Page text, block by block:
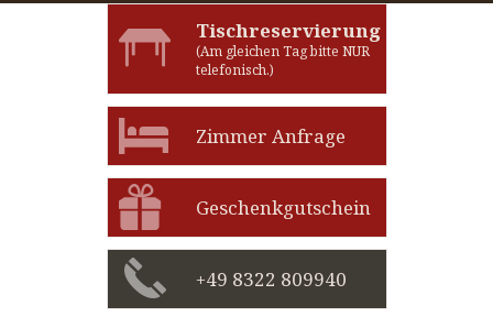
Tischreservierung
(Am gleichen Tag bitte NUR
telefonisch.)
Zimmer Anfrage
Geschenkgutschein
+49 8322 809940